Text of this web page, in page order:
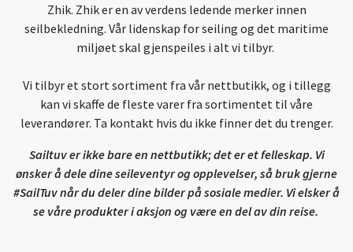
Zhik. Zhik er en av verdens ledende merker innen
seilbekledning. Vår lidenskap for seiling og det maritime
miljøet skal gjenspeiles i alt vi tilbyr.
Vi tilbyr et stort sortiment fra vår nettbutikk, og i tillegg
kan vi skaffe de fleste varer fra sortimentet til våre
leverandører. Ta kontakt hvis du ikke finner det du trenger.
Sailtuv er ikke bare en nettbutikk; det er et felleskap. Vi
ønsker å dele dine seileventyr og opplevelser, så bruk gjerne
#SailTuv når du deler dine bilder på sosiale medier. Vi elsker å
se våre produkter i aksjon og være en del av din reise.